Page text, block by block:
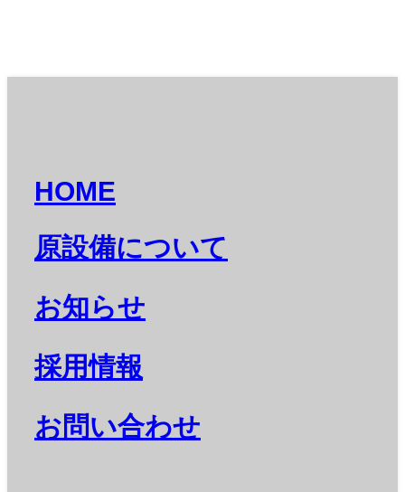
HOME
原設備について
お知らせ
採用情報
お問い合わせ